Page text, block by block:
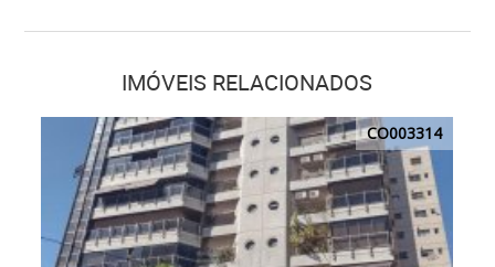
IMÓVEIS RELACIONADOS
CO003314